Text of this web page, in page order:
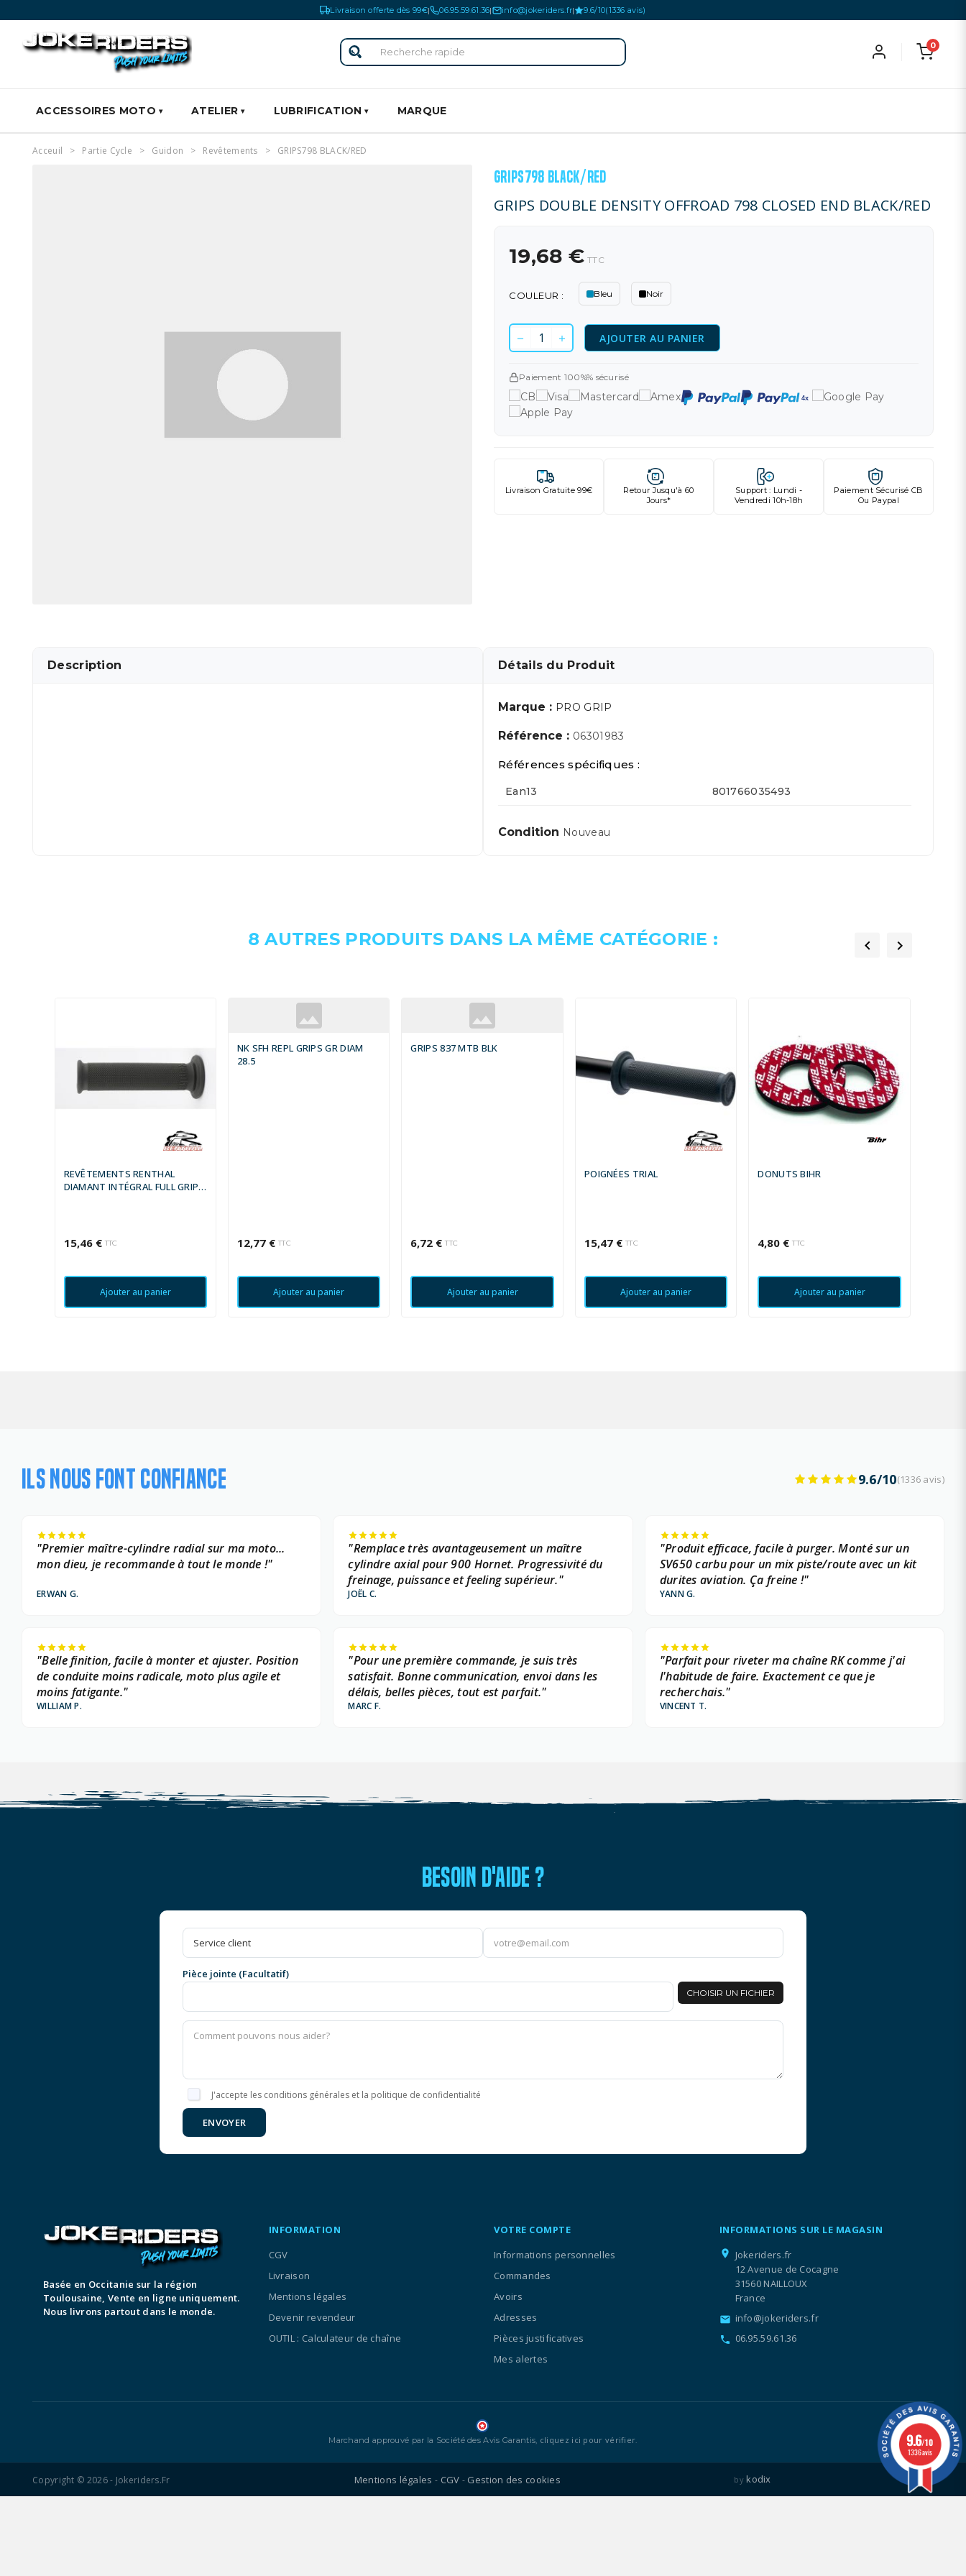
Livraison offerte dès 99€| 06.95.59.61.36| info@jokeriders.fr| 9.6/10(1336 avis)
0
ACCESSOIRES MOTO ATELIER LUBRIFICATION MARQUE
Acceuil Partie Cycle Guidon Revêtements GRIPS798 BLACK/RED
GRIPS798 BLACK/RED
GRIPS DOUBLE DENSITY OFFROAD 798 CLOSED END BLACK/RED
19,68 € TTC
COULEUR : Bleu Noir
AJOUTER AU PANIER
Paiement 100%% sécurisé
Livraison Gratuite 99€
Retour Jusqu'à 60
Jours*
Support : Lundi -
Vendredi 10h-18h
Paiement Sécurisé CB
Ou Paypal
Description Détails du Produit
Marque : PRO GRIP
Référence : 06301983
Références spécifiques :
Ean13 801766035493
Condition Nouveau
8 AUTRES PRODUITS DANS LA MÊME CATÉGORIE :  
REVÊTEMENTS RENTHAL
DIAMANT INTÉGRAL FULL GRIP
15,46 € TTC
Ajouter au panier
NK SFH REPL GRIPS GR DIAM
28.5
12,77 € TTC
Ajouter au panier
GRIPS 837 MTB BLK
6,72 € TTC
Ajouter au panier
POIGNÉES TRIAL
15,47 € TTC
Ajouter au panier
DONUTS BIHR
4,80 € TTC
Ajouter au panier
ILS NOUS FONT CONFIANCE 9.6/10(1336 avis)
"Premier maître-cylindre radial sur ma moto...
mon dieu, je recommande à tout le monde !"
ERWAN G.
"Remplace très avantageusement un maître
cylindre axial pour 900 Hornet. Progressivité du
freinage, puissance et feeling supérieur."
JOËL C.
"Produit efficace, facile à purger. Monté sur un
SV650 carbu pour un mix piste/route avec un kit
durites aviation. Ça freine !"
YANN G.
"Belle finition, facile à monter et ajuster. Position
de conduite moins radicale, moto plus agile et
moins fatigante."
WILLIAM P.
"Pour une première commande, je suis très
satisfait. Bonne communication, envoi dans les
délais, belles pièces, tout est parfait."
MARC F.
"Parfait pour riveter ma chaîne RK comme j'ai
l'habitude de faire. Exactement ce que je
recherchais."
VINCENT T.
BESOIN D'AIDE ?
Pièce jointe (Facultatif)
CHOISIR UN FICHIER
J'accepte les conditions générales et la politique de confidentialité
ENVOYER
Basée en Occitanie sur la région
Toulousaine, Vente en ligne uniquement.
Nous livrons partout dans le monde.
INFORMATION
CGV
Livraison
Mentions légales
Devenir revendeur
OUTIL : Calculateur de chaîne
VOTRE COMPTE
Informations personnelles
Commandes
Avoirs
Adresses
Pièces justificatives
Mes alertes
INFORMATIONS SUR LE MAGASIN
location_on
Jokeriders.fr
12 Avenue de Cocagne
31560 NAILLOUX
France
email info@jokeriders.fr
call 06.95.59.61.36
Marchand approuvé par la Société des Avis Garantis, cliquez ici pour vérifier.
Copyright © 2026 - Jokeriders.fr Mentions légales - CGV - Gestion des cookies by kodix
9.6/10
1336 avis